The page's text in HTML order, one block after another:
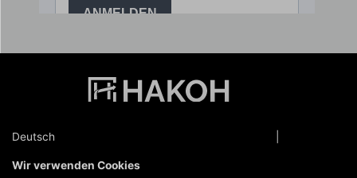
info@hakoh.com
Deutsch
Wir verwenden Cookies